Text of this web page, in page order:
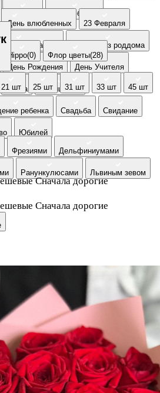
для Любимой
День влюбленных 23 Февраля
ко дню матери Выписка из роддома
День Рождения День Учителя
Пасха Повышение
ребенка Свадьба Свидание
Юбилей
Hippo(0) Флор цветы(28)
21 шт 25 шт 31 шт 33 шт 45 шт
Фрезиями Дельфиниумами
Ранункулюсами Львиным зевом
Сначала дорогие
Сначала дорогие